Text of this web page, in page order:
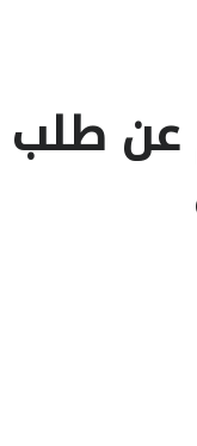
عن طلب